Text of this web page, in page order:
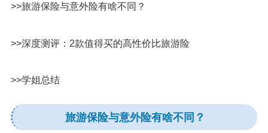
>>旅游保险与意外险有啥不同？
>>深度测评：2款值得买的高性价比旅游险
>>学姐总结
旅游保险与意外险有啥不同？